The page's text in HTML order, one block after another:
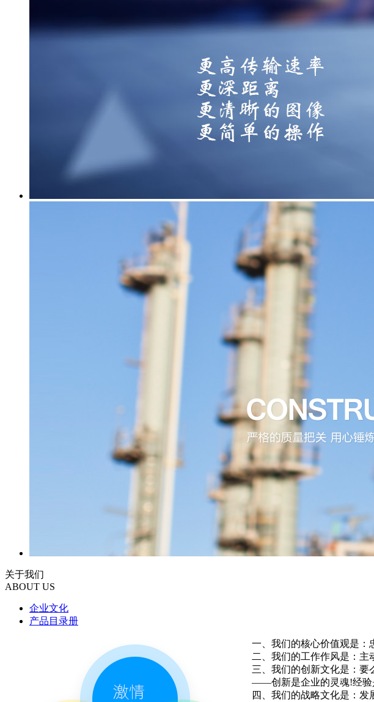
关于我们
ABOUT US
企业文化
产品目录册
一、我们的核心价值观是：
二、我们的工作作风是：主
三、我们的创新文化是：要
——创新是企业的灵魂!经验
四、我们的战略文化是：